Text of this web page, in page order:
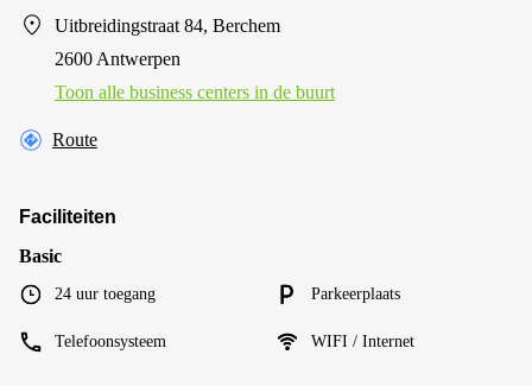
Uitbreidingstraat 84, Berchem
2600 Antwerpen
Toon alle business centers in de buurt
Route
Faciliteiten
Basic
24 uur toegang Parkeerplaats
Telefoonsysteem WIFI / Internet